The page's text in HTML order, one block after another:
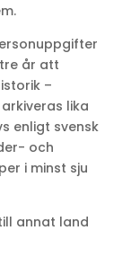
år att
–
lika
enligt svensk
och
i minst sju
annat land